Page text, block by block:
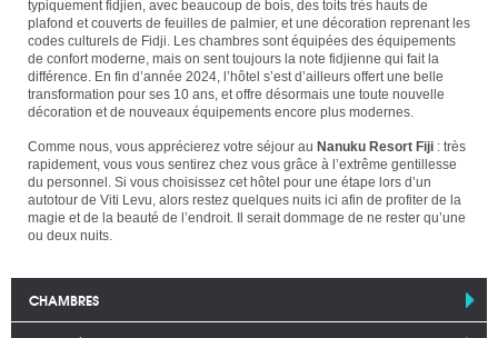
typiquement fidjien, avec beaucoup de bois, des toits très hauts de
plafond et couverts de feuilles de palmier, et une décoration reprenant les
codes culturels de Fidji. Les chambres sont équipées des équipements
de confort moderne, mais on sent toujours la note fidjienne qui fait la
différence. En fin d’année 2024, l’hôtel s’est d’ailleurs offert une belle
transformation pour ses 10 ans, et offre désormais une toute nouvelle
décoration et de nouveaux équipements encore plus modernes.
Comme nous, vous apprécierez votre séjour au Nanuku Resort Fiji : très
rapidement, vous vous sentirez chez vous grâce à l’extrême gentillesse
du personnel. Si vous choisissez cet hôtel pour une étape lors d’un
autotour de Viti Levu, alors restez quelques nuits ici afin de profiter de la
magie et de la beauté de l’endroit. Il serait dommage de ne rester qu’une
ou deux nuits.
CHAMBRES